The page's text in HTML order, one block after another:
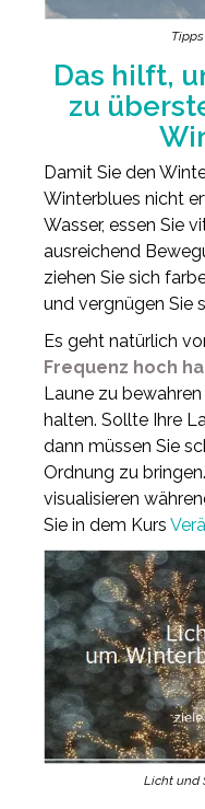
Das hilft,
zu
Damit Sie den
Winterblues nicht
Wasser, essen Sie
ausreichend
ziehen Sie sich
und vergnügen Sie
Es geht natürlich
Frequenz hoch
Laune zu
halten. Sollte Ihre
dann müssen Sie
Ordnung zu
visualisieren
Sie in dem Kurs
Licht und